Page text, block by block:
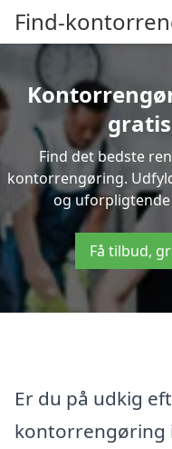
Find-
Find det bedste
kontorrengøring.
og
Få tilbud,
Er du på udkig
kontorrengøring